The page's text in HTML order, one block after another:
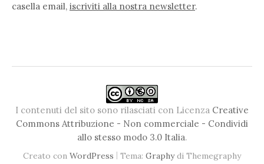
casella email, iscriviti alla nostra newsletter.
I contenuti del sito sono rilasciati con Licenza Creative
Commons Attribuzione - Non commerciale - Condividi
allo stesso modo 3.0 Italia.
Creato con WordPress | Tema: Graphydi Themegraphy